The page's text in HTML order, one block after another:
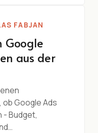
FABJAN
Google
aus der
Google Ads
- Budget,